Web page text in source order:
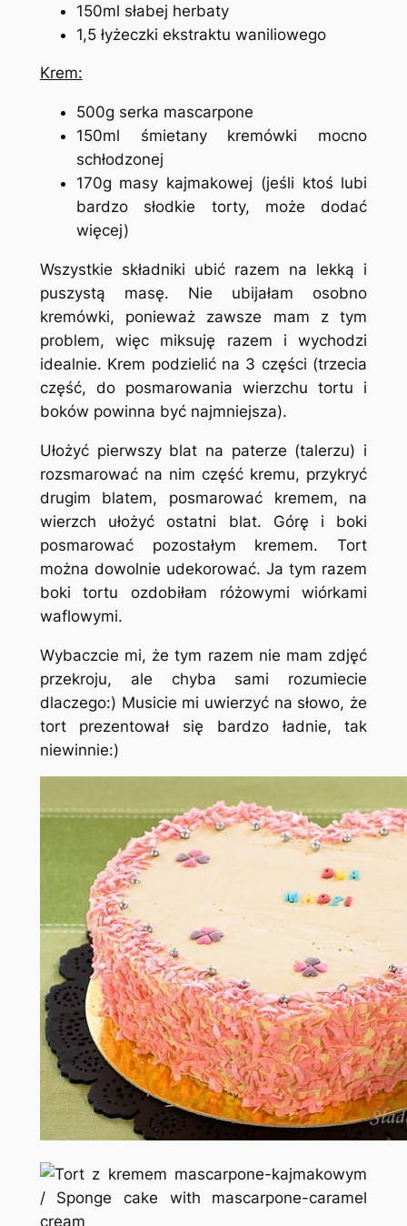
150ml słabej herbaty
1,5 łyżeczki ekstraktu waniliowego
Krem:
500g serka mascarpone
150ml śmietany kremówki mocno
schłodzonej
170g masy kajmakowej (jeśli ktoś lubi
bardzo słodkie torty, może dodać
więcej)
Wszystkie składniki ubić razem na lekką i
puszystą masę. Nie ubijałam osobno
kremówki, ponieważ zawsze mam z tym
problem, więc miksuję razem i wychodzi
idealnie. Krem podzielić na 3 części (trzecia
część, do posmarowania wierzchu tortu i
boków powinna być najmniejsza).
Ułożyć pierwszy blat na paterze (talerzu) i
rozsmarować na nim część kremu, przykryć
drugim blatem, posmarować kremem, na
wierzch ułożyć ostatni blat. Górę i boki
posmarować pozostałym kremem. Tort
można dowolnie udekorować. Ja tym razem
boki tortu ozdobiłam różowymi wiórkami
waflowymi.
Wybaczcie mi, że tym razem nie mam zdjęć
przekroju, ale chyba sami rozumiecie
dlaczego:) Musicie mi uwierzyć na słowo, że
tort prezentował się bardzo ładnie, tak
niewinnie:)